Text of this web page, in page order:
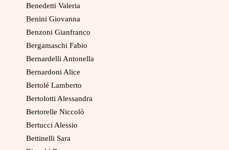
Benedetti Valeria
Benini Giovanna
Benzoni Gianfranco
Bergamaschi Fabio
Bernardelli Antonella
Bernardoni Alice
Bertolé Lamberto
Bertolotti Alessandra
Bertorelle Niccolò
Bertucci Alessio
Bettinelli Sara